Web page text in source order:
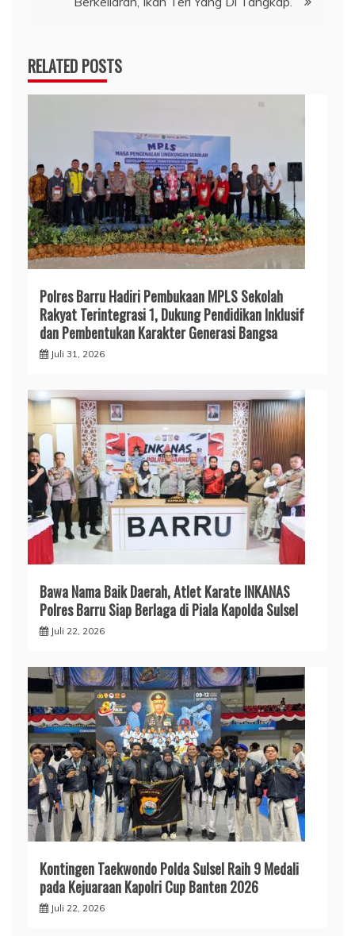
RELATED POSTS
Polres Barru Hadiri Pembukaan MPLS Sekolah
Rakyat Terintegrasi 1, Dukung Pendidikan Inklusif
dan Pembentukan Karakter Generasi Bangsa
Juli 31, 2026
​Bawa Nama Baik Daerah, Atlet Karate INKANAS
Polres Barru Siap Berlaga di Piala Kapolda Sulsel
Juli 22, 2026
Kontingen Taekwondo Polda Sulsel Raih 9 Medali
pada Kejuaraan Kapolri Cup Banten 2026
Juli 22, 2026